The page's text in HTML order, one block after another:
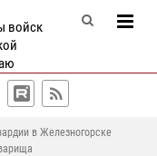
войск
в Железногорске